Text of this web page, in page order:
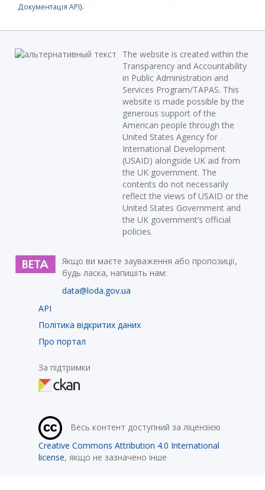
Документація API).
The website is created within the
Transparency and Accountability
in Public Administration and
Services Program/TAPAS. This
website is made possible by the
generous support of the
American people through the
United States Agency for
International Development
(USAID) alongside UK aid from
the UK government. The
contents do not necessarily
reflect the views of USAID or the
United States Government and
the UK government’s official
policies.
Якщо ви маєте зауваження або пропозиції,
будь ласка, напишіть нам:
data@loda.gov.ua
API
Політика відкритих даних
Про портал
За підтримки
Весь контент доступний за ліцензією
Creative Commons Attribution 4.0 International
license, якщо не зазначено інше